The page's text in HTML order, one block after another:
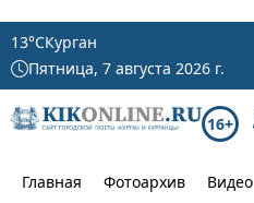
13°CКурган
Пятница, 7 августа 2026 г.
16+
Главная Фотоархив Видео